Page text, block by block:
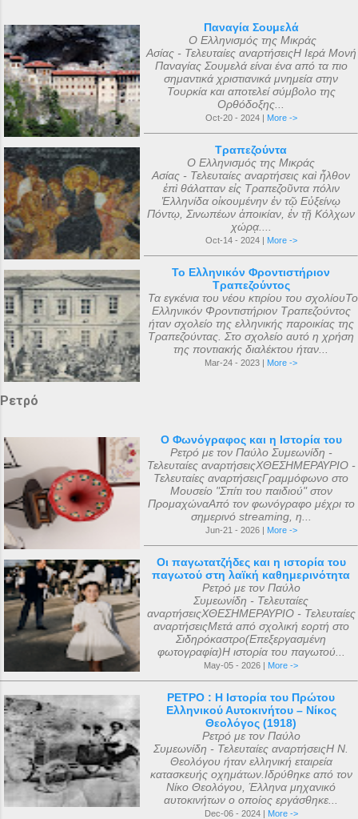
Παναγία Σουμελά
Ο Ελληνισμός της Μικράς
Ασίας - Τελευταίες αναρτήσειςΗ Ιερά Μονή
Παναγίας Σουμελά είναι ένα από τα πιο
σημαντικά χριστιανικά μνημεία στην
Τουρκία και αποτελεί σύμβολο της
Ορθόδοξης...
Oct-20 - 2024 | More ->
Τραπεζούντα
Ο Ελληνισμός της Μικράς
Ασίας - Τελευταίες αναρτήσεις καὶ ἦλθον
ἐπὶ θάλατταν εἰς Τραπεζοῦντα πόλιν
Ἑλληνίδα οἰκουμένην ἐν τῷ Εὐξείνῳ
Πόντῳ, Σινωπέων ἀποικίαν, ἐν τῇ Κόλχων
χώρᾳ....
Oct-14 - 2024 | More ->
Το Ελληνικόν Φροντιστήριον
Τραπεζούντος
Τα εγκένια του νέου κτιρίου του σχολίουΤο
Ελληνικόν Φροντιστήριον Τραπεζούντος
ήταν σχολείο της ελληνικής παροικίας της
Τραπεζούντας. Στο σχολείο αυτό η χρήση
της ποντιακής διαλέκτου ήταν...
Mar-24 - 2023 | More ->
Ρετρό
Ο Φωνόγραφος και η Ιστορία του
Ρετρό με τον Παύλο Συμεωνίδη -
Τελευταίες αναρτήσειςΧΘΕΣΗΜΕΡΑΥΡΙΟ -
Τελευταίες αναρτήσειςΓραμμόφωνο στο
Μουσείο "Σπίτι του παιδιού" στον
ΠρομαχώναΑπό τον φωνόγραφο μέχρι το
σημερινό streaming, η...
Jun-21 - 2026 | More ->
Οι παγωτατζήδες και η ιστορία του
παγωτού στη λαϊκή καθημερινότητα
Ρετρό με τον Παύλο
Συμεωνίδη - Τελευταίες
αναρτήσειςΧΘΕΣΗΜΕΡΑΥΡΙΟ - Τελευταίες
αναρτήσειςΜετά από σχολική εορτή στο
Σιδηρόκαστρο(Επεξεργασμένη
φωτογραφία)Η ιστορία του παγωτού...
May-05 - 2026 | More ->
ΡΕΤΡΟ : Η Ιστορία του Πρώτου
Ελληνικού Αυτοκινήτου – Νίκος
Θεολόγος (1918)
Ρετρό με τον Παύλο
Συμεωνίδη - Τελευταίες αναρτήσειςΗ Ν.
Θεολόγου ήταν ελληνική εταιρεία
κατασκευής οχημάτων.Ιδρύθηκε από τον
Νίκο Θεολόγου, Έλληνα μηχανικό
αυτοκινήτων ο οποίος εργάσθηκε...
Dec-06 - 2024 | More ->